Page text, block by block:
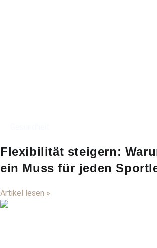
Flexibilität steigern:
ein Muss für jeden
Artikel lesen »